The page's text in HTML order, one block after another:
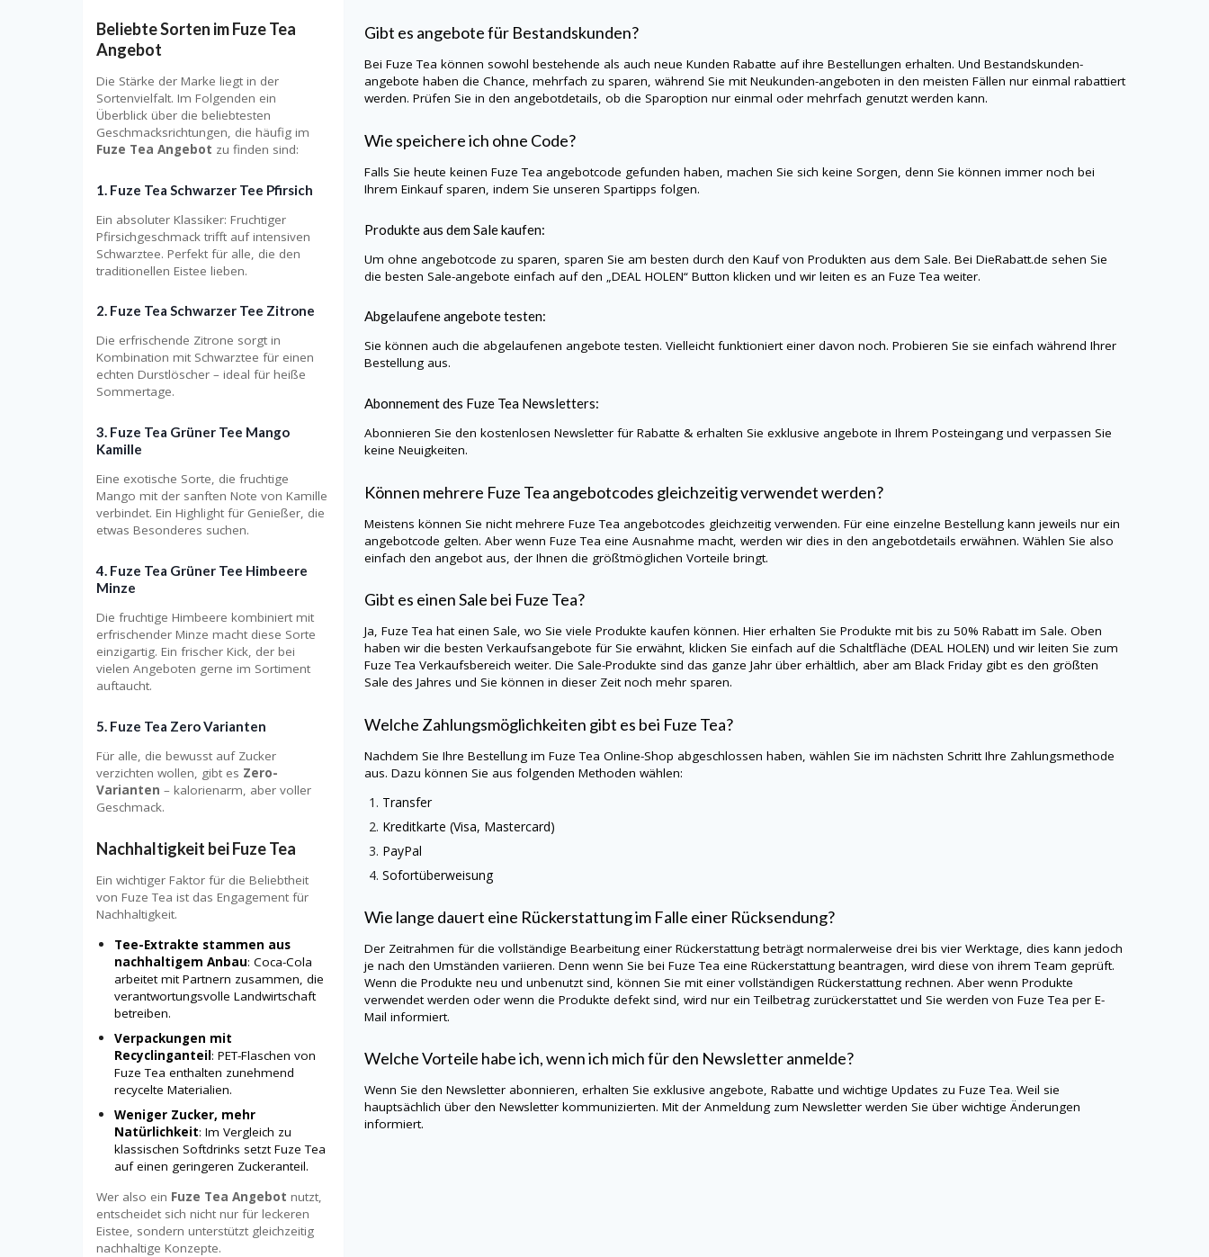
Gibt es angebote für Bestandskunden?
Bei Fuze Tea können sowohl bestehende als auch neue Kunden Rabatte auf ihre Bestellungen erhalten. Und Bestandskunden-
angebote haben die Chance, mehrfach zu sparen, während Sie mit Neukunden-angeboten in den meisten Fällen nur einmal rabattiert
werden. Prüfen Sie in den angebotdetails, ob die Sparoption nur einmal oder mehrfach genutzt werden kann.
Wie speichere ich ohne Code?
Falls Sie heute keinen Fuze Tea angebotcode gefunden haben, machen Sie sich keine Sorgen, denn Sie können immer noch bei
Ihrem Einkauf sparen, indem Sie unseren Spartipps folgen.
Produkte aus dem Sale kaufen:
Um ohne angebotcode zu sparen, sparen Sie am besten durch den Kauf von Produkten aus dem Sale. BeiDieRabatt.de sehen Sie
die besten Sale-angebote einfach auf den „DEAL HOLEN“ Button klicken und wir leiten es an Fuze Tea weiter.
Abgelaufene angebote testen:
Sie können auch die abgelaufenen angebote testen. Vielleicht funktioniert einer davon noch. Probieren Sie sie einfach während Ihrer
Bestellung aus.
Abonnement des Fuze Tea Newsletters:
Abonnieren Sie den kostenlosen Newsletter für Rabatte & erhalten Sie exklusive angebote in Ihrem Posteingang und verpassen Sie
keine Neuigkeiten.
Können mehrere Fuze Tea angebotcodes gleichzeitig verwendet werden?
Meistens können Sie nicht mehrere Fuze Tea angebotcodes gleichzeitig verwenden. Für eine einzelne Bestellung kann jeweils nur ein
angebotcode gelten. Aber wenn Fuze Tea eine Ausnahme macht, werden wir dies in den angebotdetails erwähnen. Wählen Sie also
einfach den angebot aus, der Ihnen die größtmöglichen Vorteile bringt.
Gibt es einen Sale bei Fuze Tea?
Ja, Fuze Tea hat einen Sale, wo Sie viele Produkte kaufen können. Hier erhalten Sie Produkte mit bis zu 50% Rabatt im Sale. Oben
haben wir die besten Verkaufsangebote für Sie erwähnt, klicken Sie einfach auf die Schaltfläche (DEAL HOLEN) und wir leiten Sie zum
Fuze Tea Verkaufsbereich weiter. Die Sale-Produkte sind das ganze Jahr über erhältlich, aber am Black Friday gibt es den größten
Sale des Jahres und Sie können in dieser Zeit noch mehr sparen.
Welche Zahlungsmöglichkeiten gibt es bei Fuze Tea?
Nachdem Sie Ihre Bestellung im Fuze Tea Online-Shop abgeschlossen haben, wählen Sie im nächsten Schritt Ihre Zahlungsmethode
aus. Dazu können Sie aus folgenden Methoden wählen:
Transfer
Kreditkarte (Visa, Mastercard)
PayPal
Sofortüberweisung
Wie lange dauert eine Rückerstattung im Falle einer Rücksendung?
Der Zeitrahmen für die vollständige Bearbeitung einer Rückerstattung beträgt normalerweise drei bis vier Werktage, dies kann jedoch
je nach den Umständen variieren. Denn wenn Sie bei Fuze Tea eine Rückerstattung beantragen, wird diese von ihrem Team geprüft.
Wenn die Produkte neu und unbenutzt sind, können Sie mit einer vollständigen Rückerstattung rechnen. Aber wenn Produkte
verwendet werden oder wenn die Produkte defekt sind, wird nur ein Teilbetrag zurückerstattet und Sie werden von Fuze Tea per E-
Mail informiert.
Welche Vorteile habe ich, wenn ich mich für den Newsletter anmelde?
Wenn Sie den Newsletter abonnieren, erhalten Sie exklusive angebote, Rabatte und wichtige Updates zu Fuze Tea. Weil sie
hauptsächlich über den Newsletter kommunizierten. Mit der Anmeldung zum Newsletter werden Sie über wichtige Änderungen
informiert.
Beliebte Sorten im Fuze Tea
Angebot
Die Stärke der Marke liegt in der
Sortenvielfalt. Im Folgenden ein
Überblick über die beliebtesten
Geschmacksrichtungen, die häufig im
Fuze Tea Angebot zu finden sind:
1. Fuze Tea Schwarzer Tee Pfirsich
Ein absoluter Klassiker: Fruchtiger
Pfirsichgeschmack trifft auf intensiven
Schwarztee. Perfekt für alle, die den
traditionellen Eistee lieben.
2. Fuze Tea Schwarzer Tee Zitrone
Die erfrischende Zitrone sorgt in
Kombination mit Schwarztee für einen
echten Durstlöscher – ideal für heiße
Sommertage.
3. Fuze Tea Grüner Tee Mango
Kamille
Eine exotische Sorte, die fruchtige
Mango mit der sanften Note von Kamille
verbindet. Ein Highlight für Genießer, die
etwas Besonderes suchen.
4. Fuze Tea Grüner Tee Himbeere
Minze
Die fruchtige Himbeere kombiniert mit
erfrischender Minze macht diese Sorte
einzigartig. Ein frischer Kick, der bei
vielen Angeboten gerne im Sortiment
auftaucht.
5. Fuze Tea Zero Varianten
Für alle, die bewusst auf Zucker
verzichten wollen, gibt es Zero-
Varianten – kalorienarm, aber voller
Geschmack.
Nachhaltigkeit bei Fuze Tea
Ein wichtiger Faktor für die Beliebtheit
von Fuze Tea ist das Engagement für
Nachhaltigkeit.
Tee-Extrakte stammen aus
nachhaltigem Anbau: Coca-Cola
arbeitet mit Partnern zusammen, die
verantwortungsvolle Landwirtschaft
betreiben.
Verpackungen mit
Recyclinganteil: PET-Flaschen von
Fuze Tea enthalten zunehmend
recycelte Materialien.
Weniger Zucker, mehr
Natürlichkeit: Im Vergleich zu
klassischen Softdrinks setzt Fuze Tea
auf einen geringeren Zuckeranteil.
Wer also ein Fuze Tea Angebot nutzt,
entscheidet sich nicht nur für leckeren
Eistee, sondern unterstützt gleichzeitig
nachhaltige Konzepte.